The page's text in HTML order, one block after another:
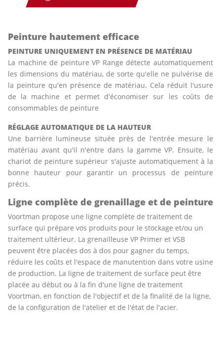
Peinture hautement efficace
PEINTURE UNIQUEMENT EN PRÉSENCE DE MATÉRIAU
La machine de peinture VP Range détecte automatiquement
les dimensions du matériau, de sorte qu'elle ne pulvérise de
la peinture qu'en présence de matériau. Cela réduit l'usure
de la machine et permet d'économiser sur les coûts de
consommables de peinture
RÉGLAGE AUTOMATIQUE DE LA HAUTEUR
Une barrière lumineuse située près de l'entrée mesure le
matériau avant qu'il n'entre dans la gamme VP. Ensuite, le
chariot de peinture supérieur s'ajuste automatiquement à la
bonne hauteur pour garantir un processus de peinture
précis.
Ligne complète de grenaillage et de peinture
Voortman propose une ligne complète de traitement de
surface qui prépare vos produits pour le stockage et/ou un
traitement ultérieur. La grenailleuse VP Primer et VSB
peuvent être placées dos à dos pour gagner du temps,
réduire les coûts et l'espace de manutention dans votre usine
de production. La ligne de traitement de surface peut être
placée au début ou à la fin d'une ligne de traitement
Voortman, en fonction de l'objectif et de la finalité de la ligne,
de la configuration de l'atelier et de l'état de l'acier.